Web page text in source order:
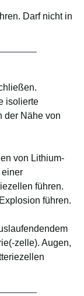
Darf nicht in
isolierte
der Nähe von
von Lithium-
einer
führen.
führen.
zelle). Augen,